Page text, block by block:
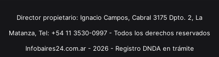
Director propietario: Ignacio Campos, Cabral 3175 Dpto. 2, La
Matanza, Tel: +54 11 3530-0997 - Todos los derechos reservados
Infobaires24.com.ar - 2026 - Registro DNDA en trámite